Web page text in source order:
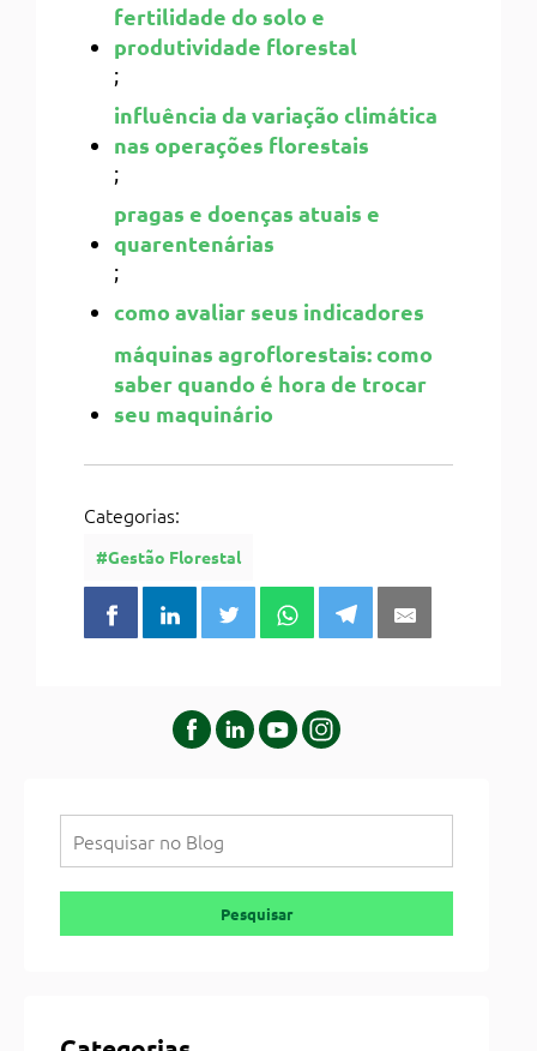
fertilidade do solo e
produtividade florestal
;
influência da variação climática
nas operações florestais
;
pragas e doenças atuais e
quarentenárias
;
como avaliar seus indicadores
máquinas agroflorestais: como
saber quando é hora de trocar
seu maquinário
Categorias:
#Gestão Florestal
Pesquisar
Pesquisar